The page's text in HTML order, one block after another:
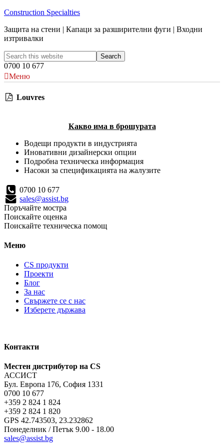
Construction Specialties
Защита на стени | Капаци за разширителни фуги | Входни
изтривалки
0700 10 677
Меню
Louvres
Какво има в брошурата
Водещи продукти в индустрията
Иновативни дизайнерски опции
Подробна техническа информация
Насоки за спецификацията на жалузите
0700 10 677
sales@assist.bg
Поръчайте мостра
Поискайте оценка
Поискайте техническа помощ
Меню
CS продукти
Проекти
Блог
За нас
Свържете се с нас
Изберете държава
Контакти
Местен дистрибутор на CS
АССИСТ
Бул. Европа 176, София 1331
0700 10 677
+359 2 824 1 824
+359 2 824 1 820
GPS 42.743503, 23.232862
Понеделник / Петък 9.00 - 18.00
sales@assist.bg